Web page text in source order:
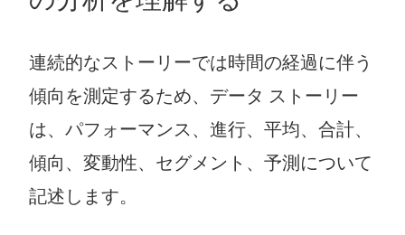
連続的なストーリーでは時間の経過に伴う
傾向を測定するため、 データ ストーリー
は、パフォーマンス、進行、平均、合計、
傾向、変動性、セグメント、予測について
記述します。